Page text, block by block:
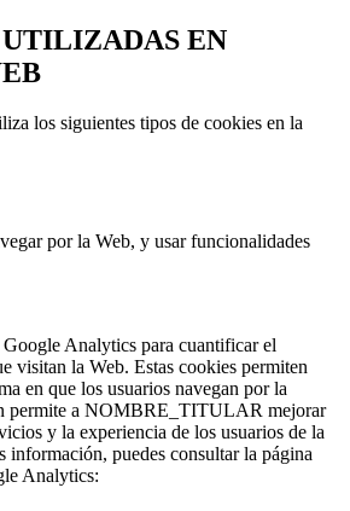
EN
los siguientes tipos de cookies en la
por la Web, y usar funcionalidades
Analytics para cuantificar el
visitan la Web. Estas cookies permiten
en que los usuarios navegan por la
permite a NOMBRE_TITULAR mejorar
y la experiencia de los usuarios de la
información, puedes consultar la página
Analytics: